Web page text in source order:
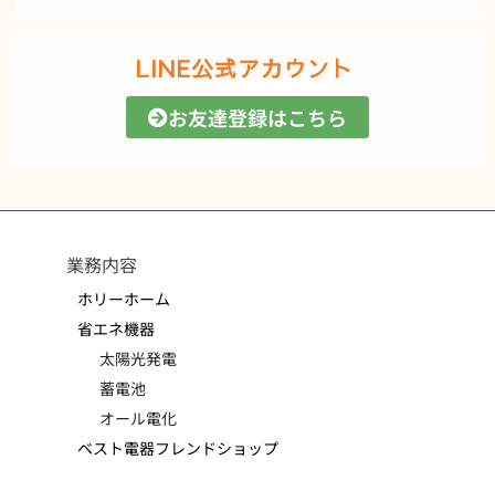
LINE公式アカウント
お友達登録はこちら
業務内容
ホリーホーム
省エネ機器
太陽光発電
蓄電池
オール電化
ベスト電器フレンドショップ